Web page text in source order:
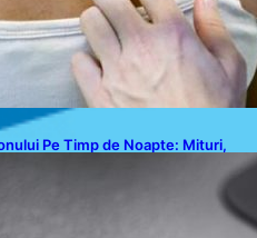
Pe Timp de Noapte: Mituri,